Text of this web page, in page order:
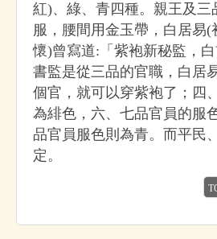
紅)、綠、青四種。親王及三
服，腰間用金玉帶，白居易(
懷)曾寫道:「紫袍新秘監，
書監是從三品的官職，白居
個官，就可以穿紫袍了；四
為緋色，六、七品官員的服
品官員服色則為青。而平民
定。